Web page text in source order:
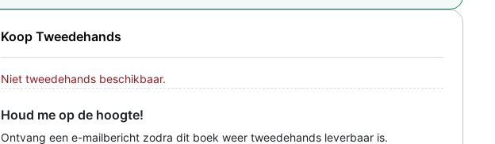
Koop Tweedehands
Niet tweedehands beschikbaar.
Houd me op de hoogte!
Ontvang een e-mailbericht zodra dit boek weer tweedehands leverbaar is.